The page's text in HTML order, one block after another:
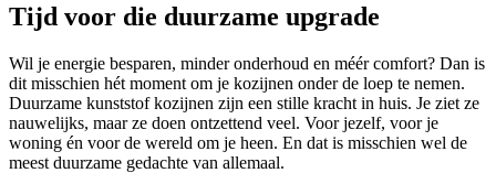
Tijd voor die duurzame upgrade
Wil je energie besparen, minder onderhoud en méér comfort? Dan is
dit misschien hét moment om je kozijnen onder de loep te nemen.
Duurzame kunststof kozijnen zijn een stille kracht in huis. Je ziet ze
nauwelijks, maar ze doen ontzettend veel. Voor jezelf, voor je
woning én voor de wereld om je heen. En dat is misschien wel de
meest duurzame gedachte van allemaal.